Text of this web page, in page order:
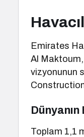
Emirates
Al Maktoum,
vizyonunun
Toplam 1,1